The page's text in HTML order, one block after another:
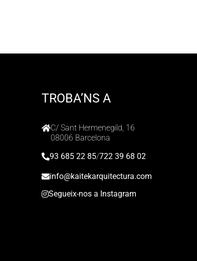
TROBA’NS A
C/ Sant Hermenegild, 16
08006 Barcelona
93 685 22 85/722 39 68 02
info@kaitekarquitectura.com
Segueix-nos a Instagram